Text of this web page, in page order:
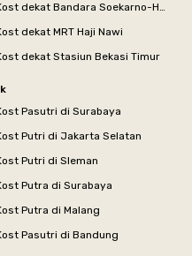
Kost dekat Bandara Soekarno-Hatta
dekat MRT Haji Nawi
dekat Stasiun Bekasi Timur
Pasutri di Surabaya
Putri di Jakarta Selatan
Putri di Sleman
Putra di Surabaya
Putra di Malang
Pasutri di Bandung